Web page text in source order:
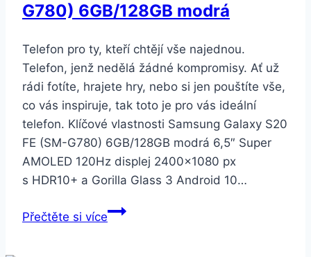
G780) 6GB/128GB modrá
Telefon pro ty, kteří chtějí vše najednou.
Telefon, jenž nedělá žádné kompromisy. Ať už
rádi fotíte, hrajete hry, nebo si jen pouštíte vše,
co vás inspiruje, tak toto je pro vás ideální
telefon. Klíčové vlastnosti Samsung Galaxy S20
FE (SM-G780) 6GB/128GB modrá 6,5″ Super
AMOLED 120Hz displej 2400×1080 px
s HDR10+ a Gorilla Glass 3 Android 10…
Přečtěte si víceSamsung